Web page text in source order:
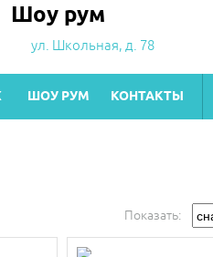
Шоу рум
ул. Школьная, д. 78
ШОУ РУМ КОНТАКТЫ
Показать: